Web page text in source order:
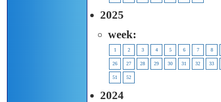
2025
week:
1 2 3 4 5 6 7 8
26 27 28 29 30 31 32 33
51 52
2024